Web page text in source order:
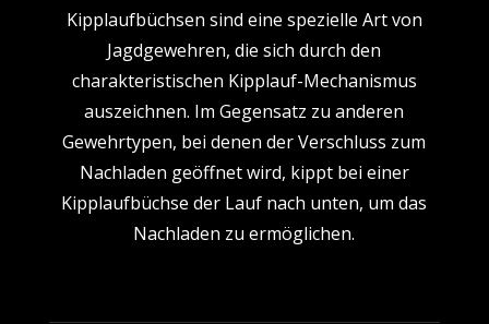
Kipplaufbüchsen sind eine spezielle Art von
Jagdgewehren, die sich durch den
charakteristischen Kipplauf-Mechanismus
auszeichnen. Im Gegensatz zu anderen
Gewehrtypen, bei denen der Verschluss zum
Nachladen geöffnet wird, kippt bei einer
Kipplaufbüchse der Lauf nach unten, um das
Nachladen zu ermöglichen.